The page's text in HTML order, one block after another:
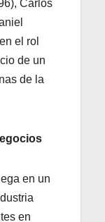
Carlos
el rol
de un
de la
en un
en